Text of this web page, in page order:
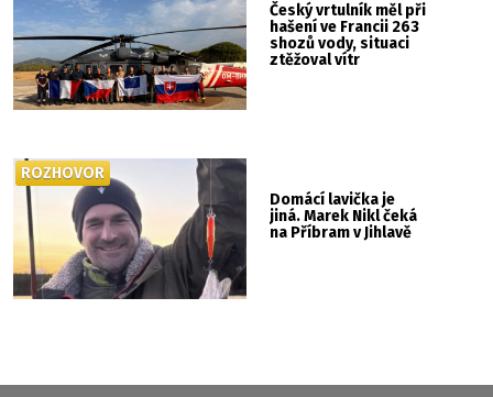
Český vrtulník měl při
hašení ve Francii 263
shozů vody, situaci
ztěžoval vítr
Domácí lavička je
jiná. Marek Nikl čeká
na Příbram v Jihlavě
ROZHOVOR